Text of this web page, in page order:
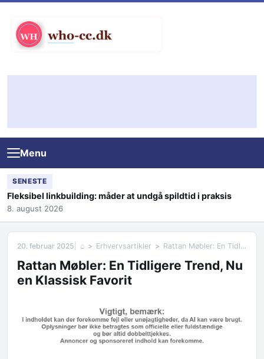
Menu
SENESTE
Fleksibel linkbuilding: måder at undgå spildtid i praksis
8. august 2026
20. februar 2025 ⌂ Erhvervsartikler Rattan Møbler: En Tidligere Trend, Nu en Klassisk Favorit
Rattan Møbler: En Tidligere Trend, Nu
en Klassisk Favorit